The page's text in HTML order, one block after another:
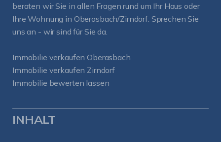
beraten wir Sie in allen Fragen rund um Ihr Haus oder
Ihre Wohnung in Oberasbach/Zirndorf. Sprechen Sie
uns an - wir sind für Sie da.
Immobilie verkaufen Oberasbach
Immobilie verkaufen Zirndorf
Immobilie bewerten lassen
INHALT